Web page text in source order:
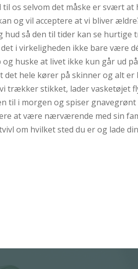
til os selvom det måske er svært at
og vil acceptere at vi bliver
hud så den til tider kan se hurtige
i virkeligheden ikke bare være
huske at livet ikke kun går ud
det hele kører på skinner og alt
trækker stikket, lader vasketøjet
til i morgen og spiser
at være nærværende med sin
om hvilket sted du er og lade